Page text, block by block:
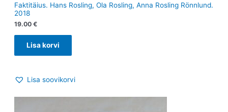
Faktitäius. Hans Rosling, Ola Rosling, Anna Rosling Rönnlund.
2018
19.00 €
Lisa korvi
Lisa soovikorvi